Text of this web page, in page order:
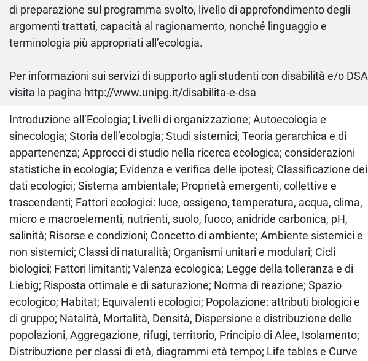
di preparazione sul programma svolto, livello di approfondimento degli
argomenti trattati, capacità al ragionamento, nonché linguaggio e
terminologia più appropriati all’ecologia.
Per informazioni sui servizi di supporto agli studenti con disabilità e/o DSA
visita la pagina http://www.unipg.it/disabilita-e-dsa
Introduzione all’Ecologia; Livelli di organizzazione; Autoecologia e
sinecologia; Storia dell’ecologia; Studi sistemici; Teoria gerarchica e di
appartenenza; Approcci di studio nella ricerca ecologica; considerazioni
statistiche in ecologia; Evidenza e verifica delle ipotesi; Classificazione dei
dati ecologici; Sistema ambientale; Proprietà emergenti, collettive e
trascendenti; Fattori ecologici: luce, ossigeno, temperatura, acqua, clima,
micro e macroelementi, nutrienti, suolo, fuoco, anidride carbonica, pH,
salinità; Risorse e condizioni; Concetto di ambiente; Ambiente sistemici e
non sistemici; Classi di naturalità; Organismi unitari e modulari; Cicli
biologici; Fattori limitanti; Valenza ecologica; Legge della tolleranza e di
Liebig; Risposta ottimale e di saturazione; Norma di reazione; Spazio
ecologico; Habitat; Equivalenti ecologici; Popolazione: attributi biologici e
di gruppo; Natalità, Mortalità, Densità, Dispersione e distribuzione delle
popolazioni, Aggregazione, rifugi, territorio, Principio di Alee, Isolamento;
Distribuzione per classi di età, diagrammi età tempo; Life tables e Curve